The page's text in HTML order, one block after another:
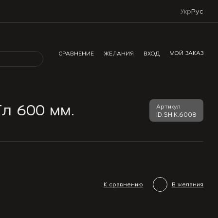
УкрРус
СРАВНЕНИЕ
ЖЕЛАНИЯ ВХОД МОЙ ЗАКАЗ
600 мм. Артикул
ID.SH.K.6008
К сравнению В желания